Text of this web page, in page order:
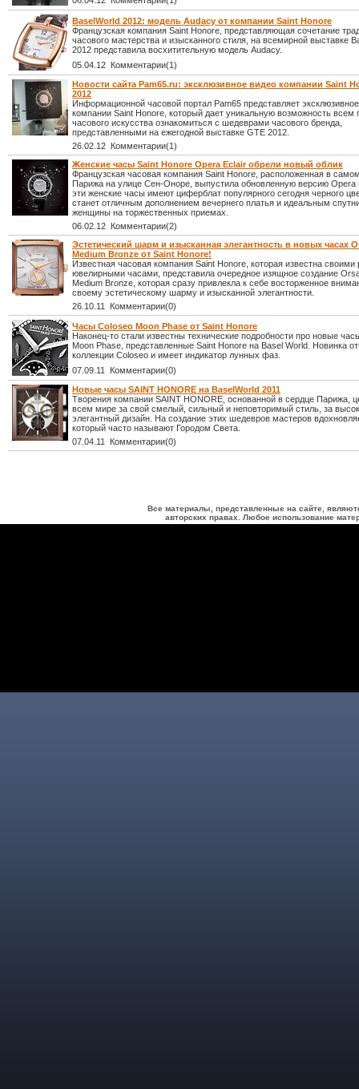
BaselWorld 2012: модель Audacy от компании Saint Honore
Французская компания Saint Honore, представляющая сочетание
часового мастерства и изысканного стиля, на всемирной выставке
2012 представила восхитительную модель Audacy.
05.04.12 Комментарии(1)
Новости сайта Pam65.ru: эксклюзивное видео компании Saint
2012
Информационной часовой портал Pam65 представляет
компании Saint Honore, который дает уникальную возможность всем
часового искусства ознакомиться c шедеврами часового бренда,
представленными на ежегодной выставке GTE 2012.
26.02.12 Комментарии(1)
Женские часы Saint Honore Opera Eclair обрели новый облик
Французская часовая компания Saint Honore, расположенная в
Парижа на улице Сен-Оноре, выпустила обновленную версию Opera
эти женские часы имеют циферблат популярного сегодня черного
станет отличным дополнением вечернего платья и идеальным
женщины на торжественных приемах.
06.02.12 Комментарии(2)
Эстетический шарм и изысканная элегантность в новых часах
Medium Bronze от Saint Honore!
Известная часовая компания Saint Honore, которая известна
ювелирными часами, представила очередное изящное создание
Medium Bronze, которая сразу привлекла к себе восторженное
своему эстетическому шарму и изысканной элегантности.
26.10.11 Комментарии(0)
Часы Coloseo Moon Phase от Saint Honore
Наконец-то стали известны технические подробности про новые
Moon Phase, представленные Saint Honore на Basel World. Новинка
коллекции Coloseo и имеет индикатор лунных фаз.
07.09.11 Комментарии(0)
Новые часы SAINT HONORE на BaselWorld 2011
Творения компании SAINT HONORE, основанной в сердце Парижа,
всем мире за свой смелый, сильный и неповторимый стиль, за
элегантный дизайн. На создание этих шедевров мастеров
который часто называют Городом Света.
07.04.11 Комментарии(0)
Все материалы, представленные на сайте,
авторских правах. Любое использование